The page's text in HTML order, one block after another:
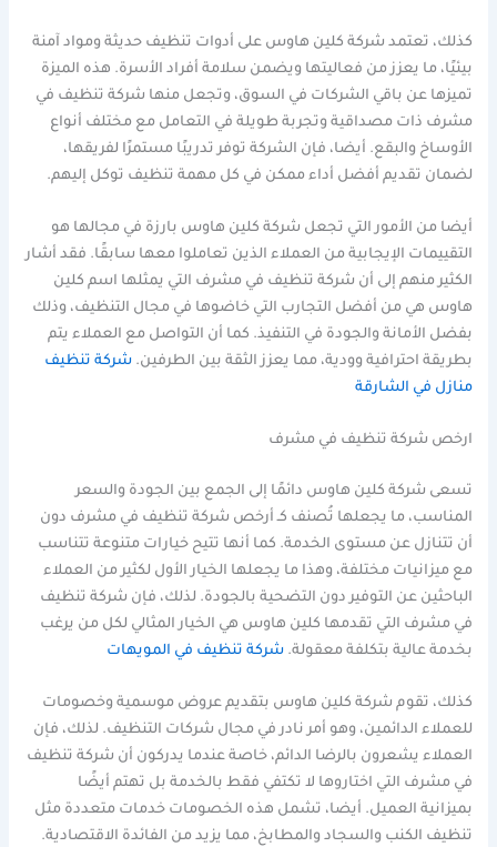
كذلك، تعتمد شركة كلين هاوس على أدوات تنظيف حديثة ومواد آمنة
بيئيًا، ما يعزز من فعاليتها ويضمن سلامة أفراد الأسرة. هذه الميزة
تميزها عن باقي الشركات في السوق، وتجعل منها شركة تنظيف في
مشرف ذات مصداقية وتجربة طويلة في التعامل مع مختلف أنواع
الأوساخ والبقع. أيضا، فإن الشركة توفر تدريبًا مستمرًا لفريقها،
لضمان تقديم أفضل أداء ممكن في كل مهمة تنظيف توكل إليهم.
أيضا من الأمور التي تجعل شركة كلين هاوس بارزة في مجالها هو
التقييمات الإيجابية من العملاء الذين تعاملوا معها سابقًا. فقد أشار
الكثير منهم إلى أن شركة تنظيف في مشرف التي يمثلها اسم كلين
هاوس هي من أفضل التجارب التي خاضوها في مجال التنظيف، وذلك
بفضل الأمانة والجودة في التنفيذ. كما أن التواصل مع العملاء يتم
بطريقة احترافية وودية، مما يعزز الثقة بين الطرفين.شركة تنظيف
منازل في الشارقة
ارخص شركة تنظيف في مشرف
تسعى شركة كلين هاوس دائمًا إلى الجمع بين الجودة والسعر
المناسب، ما يجعلها تُصنف كـ أرخص شركة تنظيف في مشرف دون
أن تتنازل عن مستوى الخدمة. كما أنها تتيح خيارات متنوعة تتناسب
مع ميزانيات مختلفة، وهذا ما يجعلها الخيار الأول لكثير من العملاء
الباحثين عن التوفير دون التضحية بالجودة. لذلك، فإن شركة تنظيف
في مشرف التي تقدمها كلين هاوس هي الخيار المثالي لكل من يرغب
بخدمة عالية بتكلفة معقولة.شركة تنظيف في المويهات
كذلك، تقوم شركة كلين هاوس بتقديم عروض موسمية وخصومات
للعملاء الدائمين، وهو أمر نادر في مجال شركات التنظيف. لذلك، فإن
العملاء يشعرون بالرضا الدائم، خاصة عندما يدركون أن شركة تنظيف
في مشرف التي اختاروها لا تكتفي فقط بالخدمة بل تهتم أيضًا
بميزانية العميل. أيضا، تشمل هذه الخصومات خدمات متعددة مثل
تنظيف الكنب والسجاد والمطابخ، مما يزيد من الفائدة الاقتصادية.